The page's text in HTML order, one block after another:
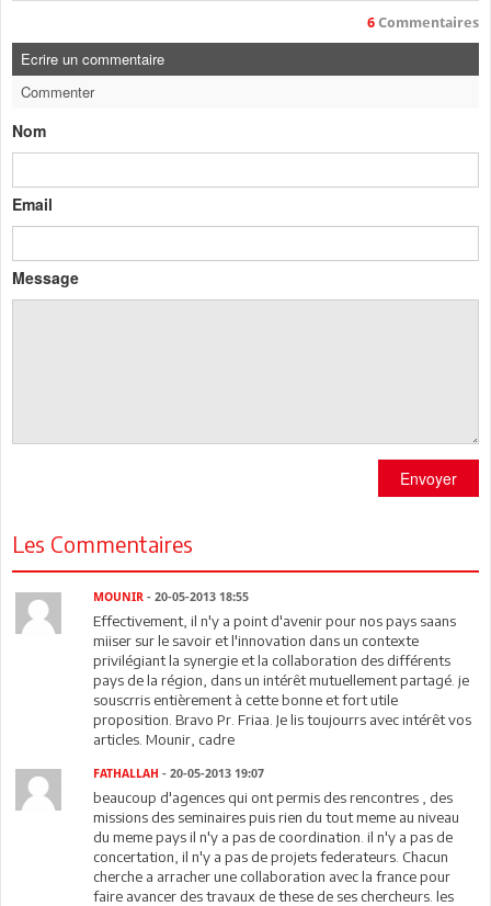
6 Commentaires
Ecrire un commentaire
Commenter
Nom
Email
Message
Envoyer
Les Commentaires
MOUNIR - 20-05-2013 18:55
Effectivement, il n'y a point d'avenir pour nos pays saans
miiser sur le savoir et l'innovation dans un contexte
privilégiant la synergie et la collaboration des différents
pays de la région, dans un intérêt mutuellement partagé. je
souscrris entièrement à cette bonne et fort utile
proposition. Bravo Pr. Friaa. Je lis toujourrs avec intérêt vos
articles. Mounir, cadre
FATHALLAH - 20-05-2013 19:07
beaucoup d'agences qui ont permis des rencontres , des
missions des seminaires puis rien du tout meme au niveau
du meme pays il n'y a pas de coordination. il n'y a pas de
concertation, il n'y a pas de projets federateurs. Chacun
cherche a arracher une collaboration avec la france pour
faire avancer des travaux de these de ses chercheurs. les